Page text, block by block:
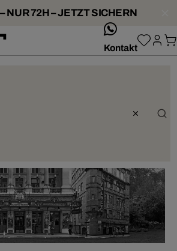
NUR 72H – JETZT SICHERN
Kontakt